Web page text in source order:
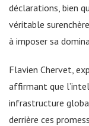
déclarations, bien
véritable
à imposer sa
Flavien Chervet,
affirmant que
infrastructure
derrière ces